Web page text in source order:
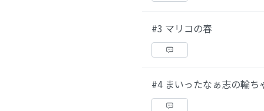
#3 マリコの春
#4 まいったなぁ志の輪ち